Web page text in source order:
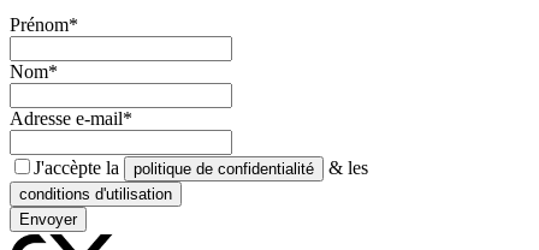
Prénom*
Nom*
Adresse e-mail*
J'accèpte la politique de confidentialité & les
conditions d'utilisation
Envoyer